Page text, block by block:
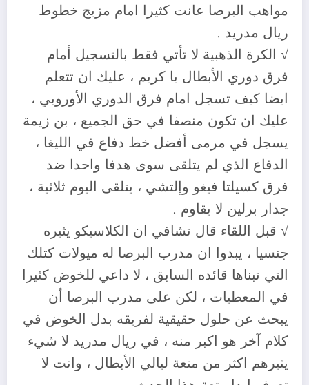
مواهب البرصا عانت كثيرا امام مزيج خطوط
ريال مدريد .
√ الكرة الذهبية لا تأتي فقط بالتسجيل أمام
فرق دوري الأبطال يا كريم ، عليك ان تتعلم
ايضا كيف تسجل امام فرق الدوري الأوروبي ،
عليك ان تكون منصفا في حق الجميع ، بن زيمة
يسجل في مرمى أفضل خط دفاع في الليغا ،
الدفاع الذي لم يتلقى سوى هدفا واحدا ضد
فرق كسيلتا فيغو وإلتشي ، يتلقى اليوم ثلاثية ،
جدار برلين لا يقاوم .
√ قبل اللقاء قال تشافي ان الكلاسيكو يثيره
جنسيا ، يبدوا ان مدرب البرصا له ميولات كتلك
التي تبناها قائده السابق ، لا داعي للخوض كثيرا
في المعطيات ، لكن على مدرب البرصا أن
يبحث عن حلول حقيقية لفريقه بدل الخوض في
كلام آخر هو اكبر منه ، في ريال مدريد لا شيء
يثيرهم اكثر من متعة ليالي الأبطال ، وانت لا